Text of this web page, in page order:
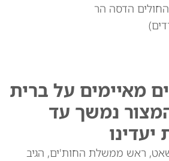
הדסה הר
מאיימים על ברית
נמשך עד
ראש ממשלת החות'ים, הגיב